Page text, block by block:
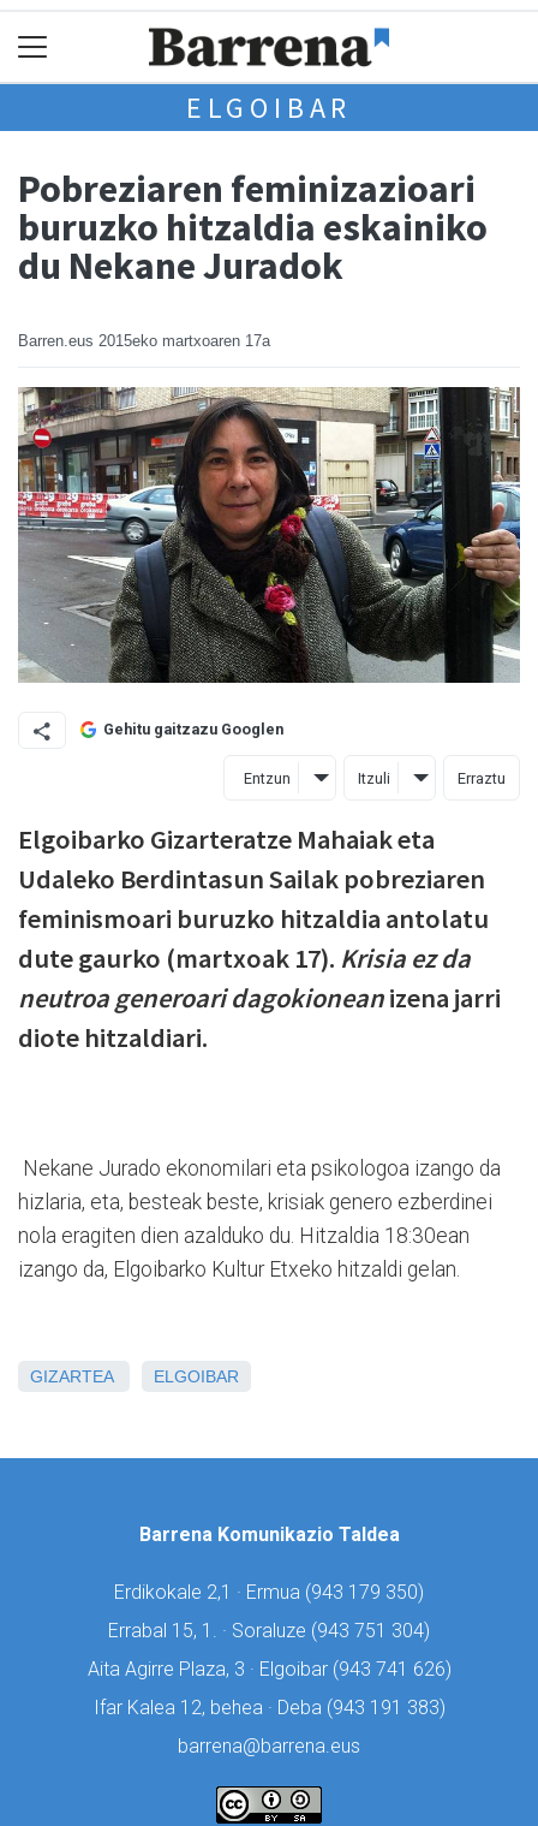
ELGOIBAR
Pobreziaren feminizazioari
buruzko hitzaldia eskainiko
du Nekane Juradok
Barren.eus 2015eko martxoaren 17a
Gehitu gaitzazu Googlen
Entzun Itzuli Erraztu
Elgoibarko Gizarteratze Mahaiak eta
Udaleko Berdintasun Sailak pobreziaren
feminismoari buruzko hitzaldia antolatu
dute gaurko (martxoak 17). Krisia ez da
neutroa generoari dagokioneanizena jarri
diote hitzaldiari.
Nekane Jurado ekonomilari eta psikologoa izango da
hizlaria, eta, besteak beste, krisiak genero ezberdinei
nola eragiten dien azalduko du. Hitzaldia 18:30ean
izango da, Elgoibarko Kultur Etxeko hitzaldi gelan.
GIZARTEA ELGOIBAR
Barrena Komunikazio Taldea
Erdikokale 2,1 · Ermua (943 179 350)
Errabal 15, 1. · Soraluze (943 751 304)
Aita Agirre Plaza, 3 · Elgoibar (943 741 626)
Ifar Kalea 12, behea · Deba (943 191 383)
barrena@barrena.eus